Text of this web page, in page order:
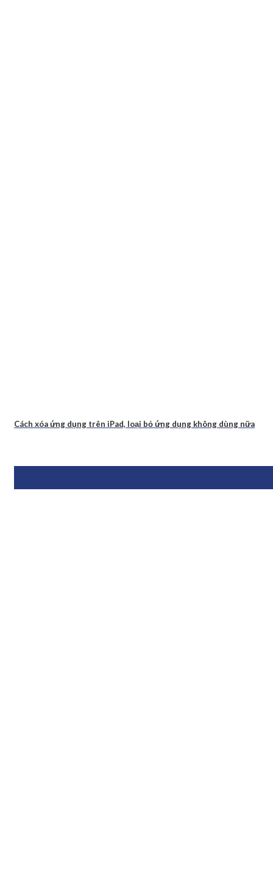
Cách xóa ứng dụng trên iPad, loại bỏ ứng dụng không dùng nữa